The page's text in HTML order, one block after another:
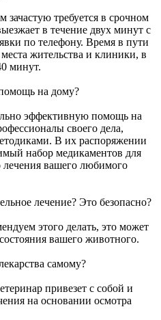
зачастую требуется в срочном
в течение двух минут с
по телефону. Время в пути
жительства и клиники, в
минут.
на дому?
эффективную помощь на
своего дела,
В их распоряжении
набор медикаментов для
лечения вашего любимого
лечение? Это безопасно?
этого делать, это может
вашего животного.
самому?
привезет с собой и
на основании осмотра